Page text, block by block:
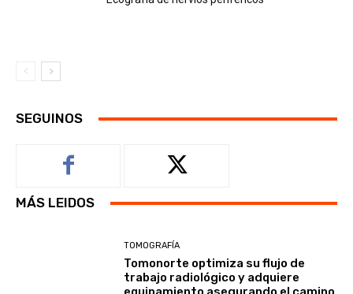
SEGUINOS
MÁS LEIDOS
TOMOGRAFÍA
Tomonorte optimiza su flujo de
trabajo radiológico y adquiere